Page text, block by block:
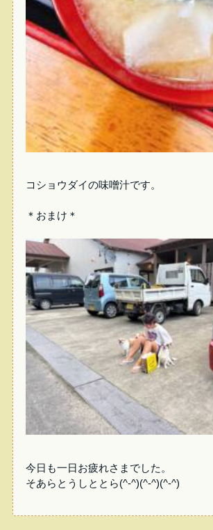
コショウダイの味噌汁です。
＊おまけ＊
今日も一日お疲れさまでした。
そあらとうしととら(^-^)(^-^)(^-^)